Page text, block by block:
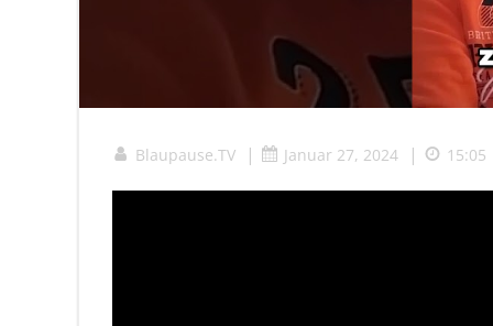
Blaupause.TV | Januar 27, 2024 | 15:05